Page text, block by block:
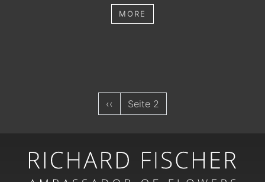
MORE
SEITENNUMMERIERUNG
Vorherige
Seite
‹‹ Seite 2